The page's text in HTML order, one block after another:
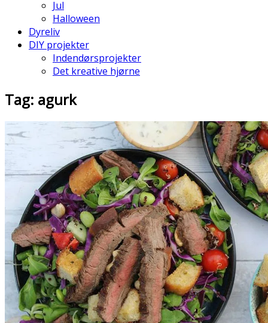
Jul
Halloween
Dyreliv
DIY projekter
Indendørsprojekter
Det kreative hjørne
Tag: agurk